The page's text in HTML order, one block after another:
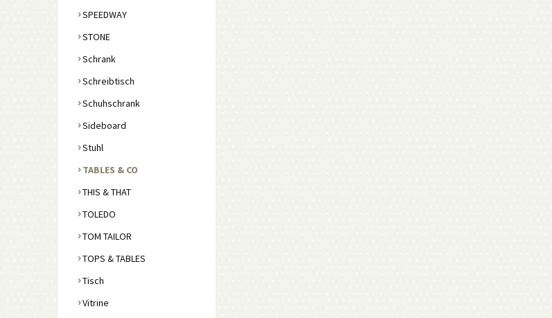
SPEEDWAY
STONE
Schrank
Schreibtisch
Schuhschrank
Sideboard
Stuhl
TABLES & CO
THIS & THAT
TOLEDO
TOM TAILOR
TOPS & TABLES
Tisch
Vitrine